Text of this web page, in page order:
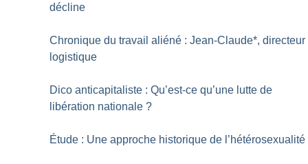
décline
Chronique du travail aliéné : Jean-Claude*, directeur
logistique
Dico anticapitaliste : Qu’est-ce qu’une lutte de
libération nationale ?
Étude : Une approche historique de l’hétérosexualité